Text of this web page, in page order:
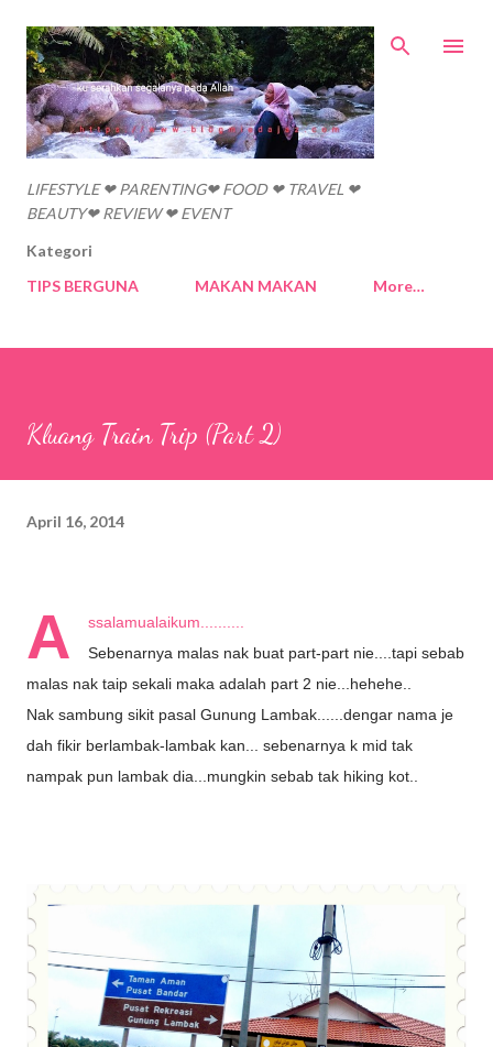
Skip to main content
LIFESTYLE ❤ PARENTING❤ FOOD ❤ TRAVEL ❤
BEAUTY❤ REVIEW ❤ EVENT
Kategori
TIPS BERGUNA
MAKAN MAKAN More…
Kluang Train Trip (Part 2)
April 16, 2014
A
ssalamualaikum..........
Sebenarnya malas nak buat part-part nie....tapi sebab
malas nak taip sekali maka adalah part 2 nie...hehehe..
Nak sambung sikit pasal Gunung Lambak......dengar nama je
dah fikir berlambak-lambak kan... sebenarnya k mid tak
nampak pun lambak dia...mungkin sebab tak hiking kot..